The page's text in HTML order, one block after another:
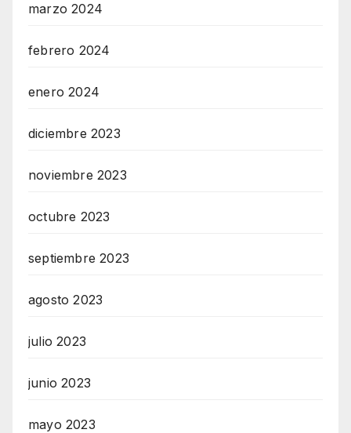
marzo 2024
febrero 2024
enero 2024
diciembre 2023
noviembre 2023
octubre 2023
septiembre 2023
agosto 2023
julio 2023
junio 2023
mayo 2023